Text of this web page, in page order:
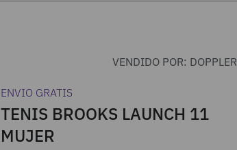
VENDIDO POR: DOPPLER
ENVIO GRATIS
TENIS BROOKS LAUNCH 11
MUJER